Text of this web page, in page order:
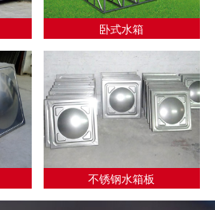
卧式水箱
不锈钢水箱板